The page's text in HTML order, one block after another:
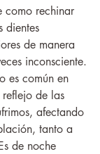
como rechinar
dientes
de manera
inconsciente.
es común en
de las
afectando
tanto a
de noche